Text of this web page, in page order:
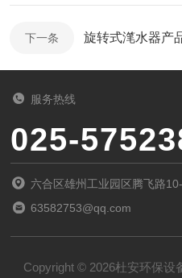
下一条 旋转式滗水器产
服务热线
025-
六合区雄州工业园区腾飞路
63582753@qq.com
Copyright © 2026杜安环保设